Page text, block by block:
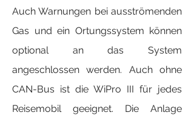
Auch Warnungen bei ausströmenden
Gas und ein Ortungssystem können
optional an das System
angeschlossen werden. Auch ohne
CAN-Bus ist die WiPro III für jedes
Reisemobil geeignet. Die Anlage